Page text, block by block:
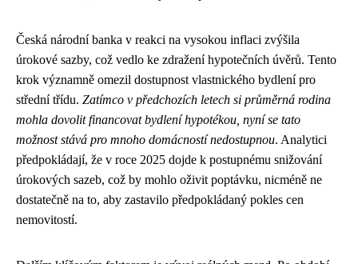
Česká národní banka v reakci na vysokou inflaci zvýšila
úrokové sazby, což vedlo ke zdražení hypotečních úvěrů. Tento
krok významně omezil dostupnost vlastnického bydlení pro
střední třídu. Zatímco v předchozích letech si průměrná rodina
mohla dovolit financovat bydlení hypotékou, nyní se tato
možnost stává pro mnoho domácností nedostupnou. Analytici
předpokládají, že v roce 2025 dojde k postupnému snižování
úrokových sazeb, což by mohlo oživit poptávku, nicméně ne
dostatečně na to, aby zastavilo předpokládaný pokles cen
nemovitostí.